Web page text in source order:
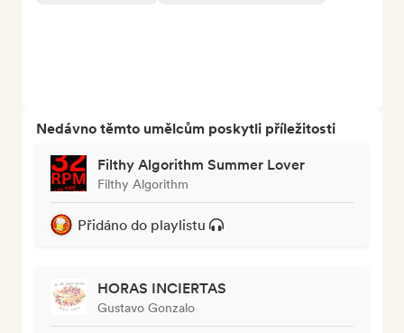
Nedávno těmto umělcům poskytli příležitosti
Filthy Algorithm Summer Lover
Filthy Algorithm
Přidáno do playlistu
HORAS INCIERTAS
Gustavo Gonzalo